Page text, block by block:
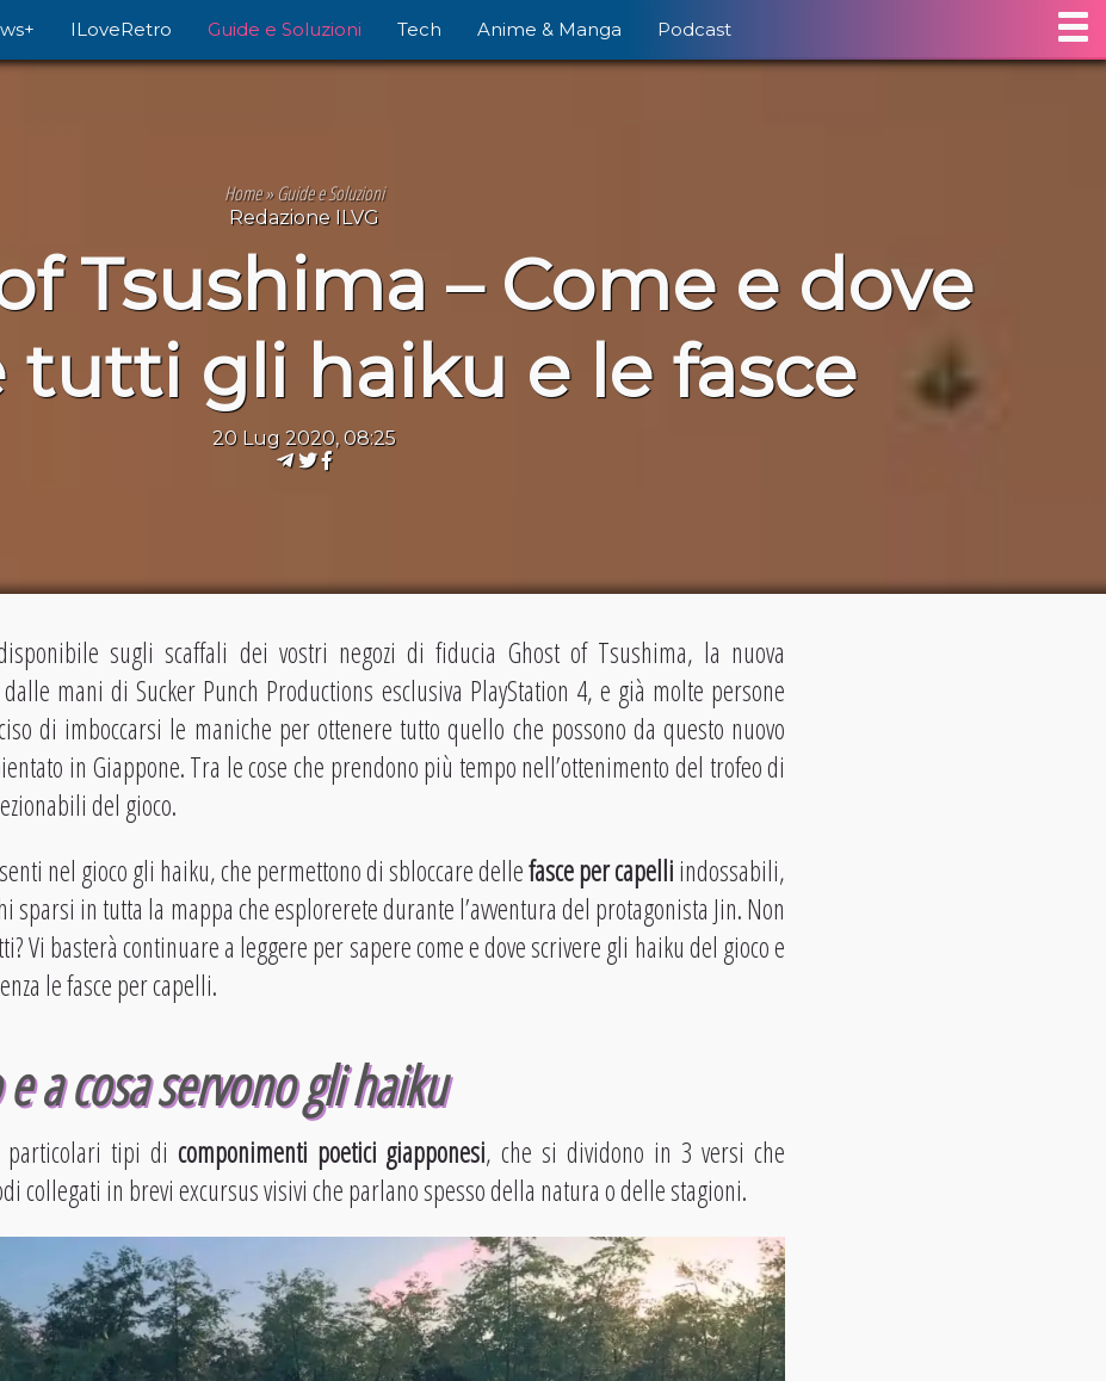
ILoveRetro Guide e Soluzioni Tech Anime & Manga Podcast
Home»Guide e Soluzioni
Redazione ILVG
Tsushima – Come e dove
tutti gli haiku e le fasce
20 Lug 2020, 08:25
sugli scaffali dei vostri negozi di fiducia Ghost of Tsushima, la nuova
mani di Sucker Punch Productions esclusiva PlayStation 4, e già molte persone
di imboccarsi le maniche per ottenere tutto quello che possono da questo nuovo
in Giappone. Tra le cose che prendono più tempo nell’ottenimento del trofeo di
del gioco.
nel gioco gli haiku, che permettono di sbloccare dellefasce per capelliindossabili,
sparsi in tutta la mappa che esplorerete durante l’avventura del protagonista Jin. Non
Vi basterà continuare a leggere per sapere come e dove scrivere gli haiku del gioco e
le fasce per capelli.
a cosa servono gli haiku
particolari tipi di componimenti poetici giapponesi, che si dividono in 3 versi che
collegati in brevi excursus visivi che parlano spesso della natura o delle stagioni.